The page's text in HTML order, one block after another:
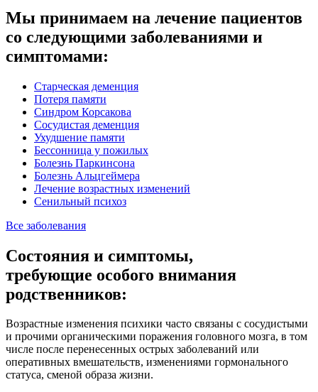
Мы принимаем на лечение пациентов
со следующими заболеваниями и
симптомами:
Старческая деменция
Потеря памяти
Синдром Корсакова
Сосудистая деменция
Ухудшение памяти
Бессонница у пожилых
Болезнь Паркинсона
Болезнь Альцгеймера
Лечение возрастных изменений
Сенильный психоз
Все заболевания
Состояния и симптомы,
требующие особого внимания
родственников:
Возрастные изменения психики часто связаны с сосудистыми
и прочими органическими поражения головного мозга, в том
числе после перенесенных острых заболеваний или
оперативных вмешательств, изменениями гормонального
статуса, сменой образа жизни.